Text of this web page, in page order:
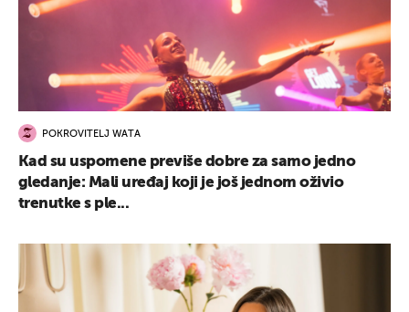
POKROVITELJ WATA
Kad su uspomene previše dobre za samo jedno
gledanje: Mali uređaj koji je još jednom oživio
trenutke s ple...